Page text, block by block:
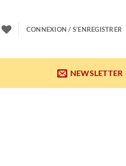
CONNEXION / S’ENREGISTRER
NEWSLETTER